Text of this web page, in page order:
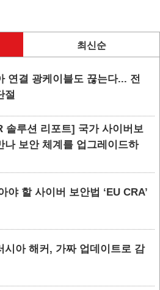
최신순
연결 광케이블도 끊는다... 전
절
솔루션 리포트] 국가 사이버보
나 보안 체계를 업그레이드하
야 할 사이버 보안법 ‘EU CRA’
시아 해커, 가짜 업데이트로 감